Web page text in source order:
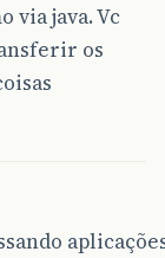
via java. Vc
os